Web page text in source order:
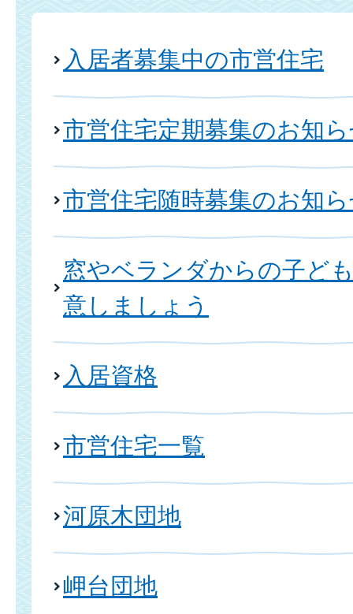
入居者募集中の市営住宅
市営住宅定期募集のお知
市営住宅随時募集のお知
窓やベランダからの子ど
意しましょう
入居資格
市営住宅一覧
河原木団地
岬台団地